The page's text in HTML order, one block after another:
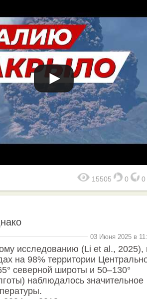
15505 0 0
03 Июня 2025 в
исследованию (Li et al., 2025),
на 98% территории
северной широты и 50–130°
наблюдалось значительное